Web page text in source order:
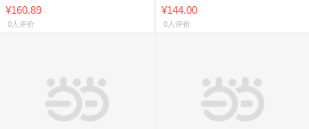
¥160.89
0人评价
¥144.00
0人评价